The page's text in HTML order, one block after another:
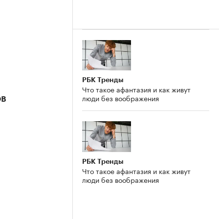
РБК Тренды
Что такое афантазия и как живут
люди без воображения
РБК Тренды
Что такое афантазия и как живут
люди без воображения